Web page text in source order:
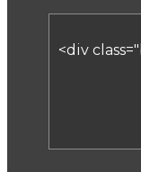
<div